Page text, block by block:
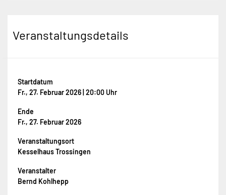
Veranstaltungsdetails
Startdatum
Fr., 27. Februar 2026 | 20:00 Uhr
Ende
Fr., 27. Februar 2026
Veranstaltungsort
Kesselhaus Trossingen
Veranstalter
Bernd Kohlhepp